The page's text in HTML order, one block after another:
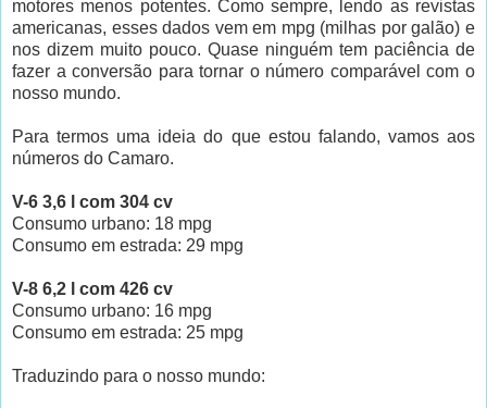
motores menos potentes. Como sempre, lendo as revistas
americanas, esses dados vem em mpg (milhas por galão) e
nos dizem muito pouco. Quase ninguém tem paciência de
fazer a conversão para tornar o número comparável com o
nosso mundo.
Para termos uma ideia do que estou falando, vamos aos
números do Camaro.
V-6 3,6 l com 304 cv
Consumo urbano: 18 mpg
Consumo em estrada: 29 mpg
V-8 6,2 l com 426 cv
Consumo urbano: 16 mpg
Consumo em estrada: 25 mpg
Traduzindo para o nosso mundo: